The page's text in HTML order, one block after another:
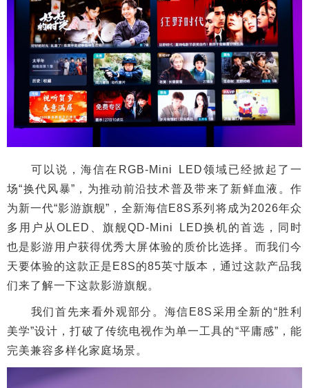
可以说，海信在RGB-Mini LED领域已经掀起了一
场“换代风暴”，为推动前沿技术普及带来了新鲜血液。作
为新一代“影游旗舰”，全新海信E8S系列将成为2026年众
多用户从OLED、旗舰QD-Mini LED换机的首选，同时
也是影游用户获得优秀大屏体验的质价比选择。而我们今
天要体验的这款正是E8S的85英寸版本，通过这款产品我
们来了解一下这款影游旗舰。
我们首先来看外观部分。海信E8S采用全新的“胜利
美学”设计，打破了传统电视作为单一工具的“平庸感”，能
完美兼容多样化家庭场景。